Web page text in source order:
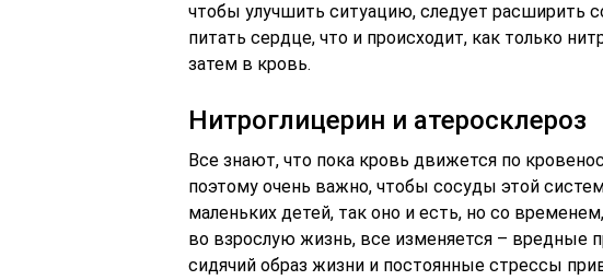
чтобы улучшить ситуацию, следует расширить
питать сердце, что и происходит, как только
затем в кровь.
Нитроглицерин и атеросклероз
Все знают, что пока кровь движется по
поэтому очень важно, чтобы сосуды этой
маленьких детей, так оно и есть, но со
во взрослую жизнь, все изменяется – вредные
сидячий образ жизни и постоянные стрессы